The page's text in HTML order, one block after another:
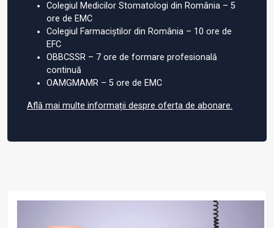
Colegiul Medicilor Stomatologi din România – 5
ore de EMC
Colegiul Farmaciștilor din România – 10 ore de
EFC
OBBCSSR – 7 ore de formare profesională
continuă
OAMGMAMR – 5 ore de EMC
Află mai multe informații despre oferta de abonare.